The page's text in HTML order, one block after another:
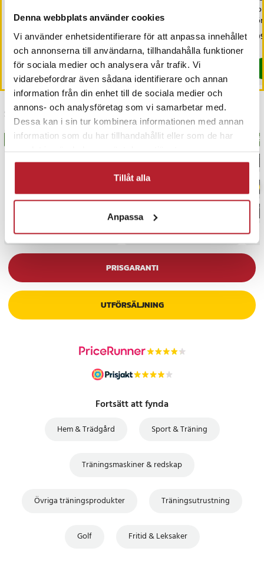
Denna webbplats använder cookies
Vi använder enhetsidentifierare för att anpassa innehållet
och annonserna till användarna, tillhandahålla funktioner
för sociala medier och analysera vår trafik. Vi
vidarebefordrar även sådana identifierare och annan
information från din enhet till de sociala medier och
annons- och analysföretag som vi samarbetar med.
Dessa kan i sin tur kombinera informationen med annan
information som du har tillhandahållit eller som de har
Tillåt alla
Anpassa
Pris :499 kr
499 kr
I lager, levereras inom 1-2 vardagar
Köp
Pris:99 kr
99 kr
I lager, levereras inom 1-2 vardagar
Köp
Senast besökta
BÄSTSÄLJARE
PRISGARANTI
UTFÖRSÄLJNING
Fortsätt att fynda
Hem & Trädgård Sport & Träning
Träningsmaskiner & redskap
Övriga träningsprodukter Träningsutrustning
Golf Fritid & Leksaker